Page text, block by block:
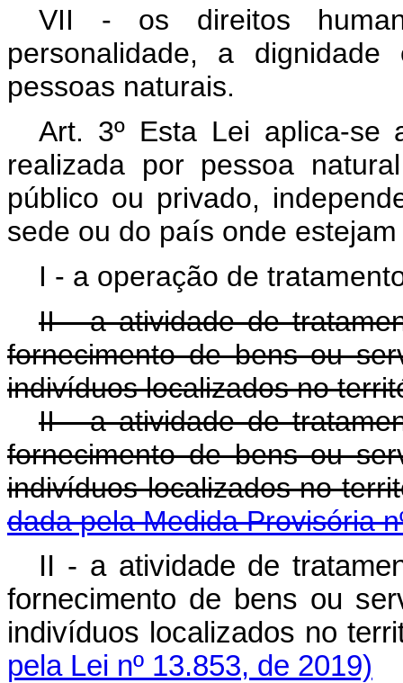
VII - os direitos
personalidade, a
pessoas naturais.
Art. 3º Esta Lei aplica-se
realizada por pessoa
público ou privado,
sede ou do país onde
I - a operação de
II - a atividade de
fornecimento de bens ou
indivíduos localizados no
II - a atividade de
fornecimento de bens ou
indivíduos localizados
dada pela Medida Provisória
II - a atividade de
fornecimento de bens ou
indivíduos localizados no
pela Lei nº 13.853, de 2019)